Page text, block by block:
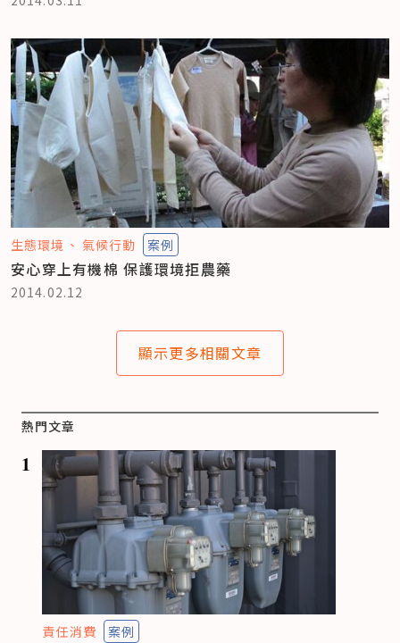
生態環境 氣候行動 案例
安心穿上有機棉 保護環境拒農藥
2014.02.12
顯示更多相關文章
熱門文章
1
責任消費 案例